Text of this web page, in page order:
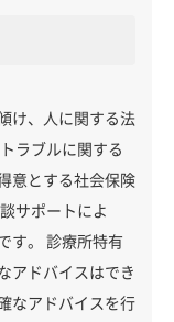
け、人に関する法
ラブルに関する
意とする社会保険
サポートによ
す。 診療所特有
アドバイスはでき
なアドバイスを行